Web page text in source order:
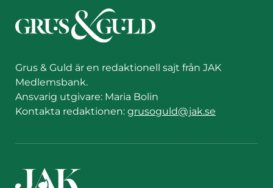
Grus & Guld är en redaktionell sajt från JAK
Medlemsbank.
Ansvarig utgivare: Maria Bolin
Kontakta redaktionen: grusoguld@jak.se